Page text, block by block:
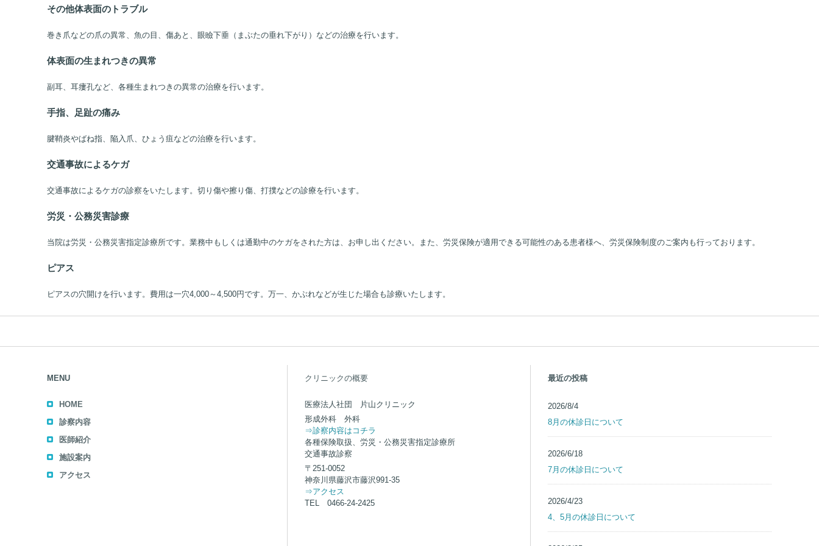
その他体表面のトラブル
巻き爪などの爪の異常、魚の目、傷あと、眼瞼下垂（まぶたの垂れ下がり）などの治療を行います。
体表面の生まれつきの異常
副耳、耳瘻孔など、各種生まれつきの異常の治療を行います。
手指、足趾の痛み
腱鞘炎やばね指、陥入爪、ひょう疽などの治療を行います。
交通事故によるケガ
交通事故によるケガの診察をいたします。切り傷や擦り傷、打撲などの診療を行います。
労災・公務災害診療
当院は労災・公務災害指定診療所です。業務中もしくは通勤中のケガをされた方は、お申し出ください。また、労災保険が適用できる可能性のある患者様へ、労災保険制度のご案内も行っております。
ピアス
ピアスの穴開けを行います。費用は一穴4,000～4,500円です。万一、かぶれなどが生じた場合も診療いたします。
MENU
HOME
診察内容
医師紹介
施設案内
アクセス
クリニックの概要
医療法人社団 片山クリニック
形成外科 外科
⇒診察内容はコチラ
各種保険取扱、労災・公務災害指定診療所
交通事故診察
〒251-0052
神奈川県藤沢市藤沢991-35
⇒アクセス
TEL 0466-24-2425
最近の投稿
2026/8/4
8月の休診日について
2026/6/18
7月の休診日について
2026/4/23
4、5月の休診日について